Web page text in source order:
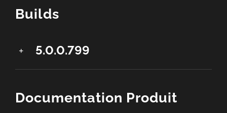
Builds
5.0.0.799
Documentation Produit